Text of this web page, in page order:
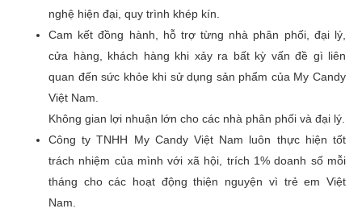
nghệ hiện đại, quy trình khép kín.
Cam kết đồng hành, hỗ trợ từng nhà phân phối, đại lý,
cửa hàng, khách hàng khi xảy ra bất kỳ vấn đề gì liên
quan đến sức khỏe khi sử dụng sản phẩm của My Candy
Việt Nam.
Không gian lợi nhuận lớn cho các nhà phân phối và đại lý.
Công ty TNHH My Candy Việt Nam luôn thực hiện tốt
trách nhiệm của mình với xã hội, trích 1% doanh số mỗi
tháng cho các hoạt động thiện nguyện vì trẻ em Việt
Nam.